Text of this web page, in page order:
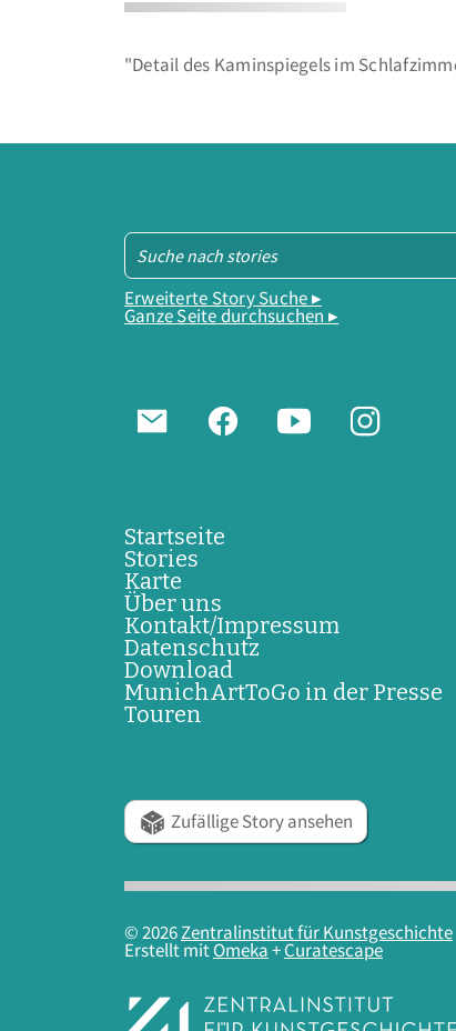
"Detail des Kaminspiegels im
Erweiterte Story Suche ▸
Ganze Seite durchsuchen ▸
Startseite
Stories
Karte
Über uns
Kontakt/Impressum
Datenschutz
Download
MunichArtToGo in der Presse
Touren
Zufällige Story ansehen
© 2026Zentralinstitut für Kunstgeschichte
Erstellt mitOmeka+Curatescape